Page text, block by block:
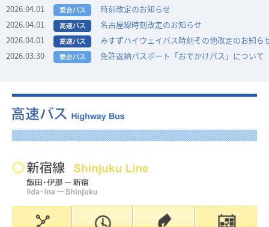
2026.04.01
時刻改定のお知らせ
2026.04.01
名古屋線時刻改定のお知らせ
2026.04.01
みすずハイウェイバス時刻その他改定のお知ら
2026.03.30
免許返納パスポート「おでかけパス」について